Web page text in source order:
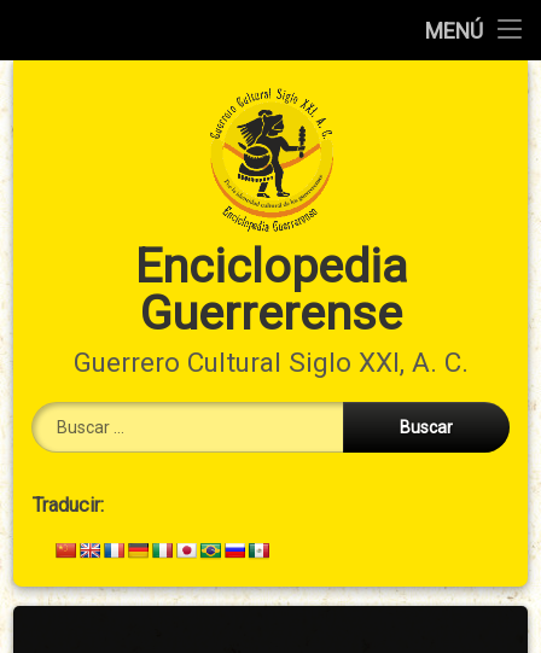
MENÚ
Enciclopedia
Guerrerense
Guerrero Cultural Siglo XXI, A. C.
Cabecera
Secundario
Traducir:
Arriba